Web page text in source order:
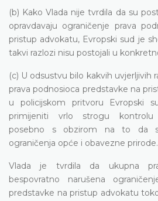
(b) Kako Vlada nije tvrdila da su
opravdavaju ograničenje prava
pristup advokatu, Evropski sud je
takvi razlozi nisu postojali u
(c) U odsustvu bilo kakvih uvjerljivih
prava podnosioca predstavke na
u policijskom pritvoru Evropski
primijeniti vrlo strogu kontrolu
posebno s obzirom na to da
ograničenja opće i obavezne prirode.
Vlada je tvrdila da ukupna
bespovratno narušena
predstavke na pristup advokatu